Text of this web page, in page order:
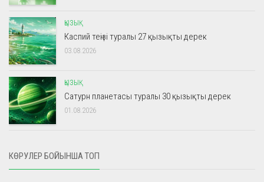
ҚЫЗЫҚ
Каспий теңізі туралы 27 қызықты дерек
03.08.2026
ҚЫЗЫҚ
Сатурн планетасы туралы 30 қызықты дерек
01.08.2026
КӨРУЛЕР БОЙЫНША ТОП